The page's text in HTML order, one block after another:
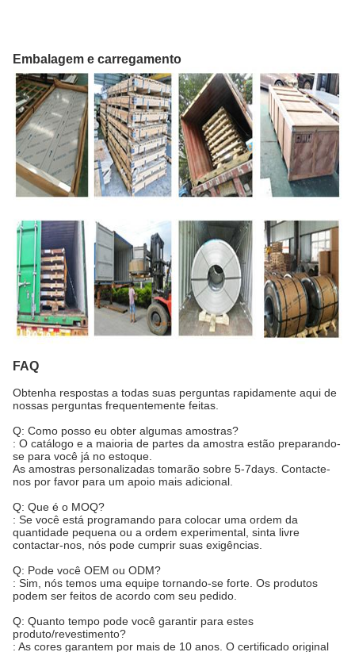
Embalagem e carregamento
FAQ
Obtenha respostas a todas suas perguntas rapidamente aqui de
nossas perguntas frequentemente feitas.
Q: Como posso eu obter algumas amostras?
: O catálogo e a maioria de partes da amostra estão preparando-
se para você já no estoque.
As amostras personalizadas tomarão sobre 5-7days. Contacte-
nos por favor para um apoio mais adicional.
Q: Que é o MOQ?
: Se você está programando para colocar uma ordem da
quantidade pequena ou a ordem experimental, sinta livre
contactar-nos, nós pode cumprir suas exigências.
Q: Pode você OEM ou ODM?
: Sim, nós temos uma equipe tornando-se forte. Os produtos
podem ser feitos de acordo com seu pedido.
Q: Quanto tempo pode você garantir para estes
produto/revestimento?
: As cores garantem por mais de 10 anos. O certificado original